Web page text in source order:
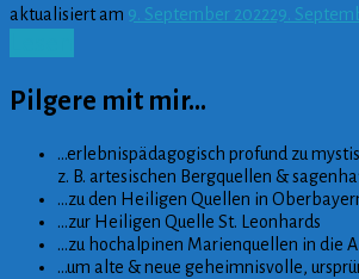
aktualisiert am 9. September 202229.
Pilgere mit mir…
…erlebnispädagogisch profund zu
z. B. artesischen Bergquellen &
…zu den Heiligen Quellen in
…zur Heiligen Quelle St. Leonhards
…zu hochalpinen Marienquellen in die
…um alte & neue geheimnisvolle,